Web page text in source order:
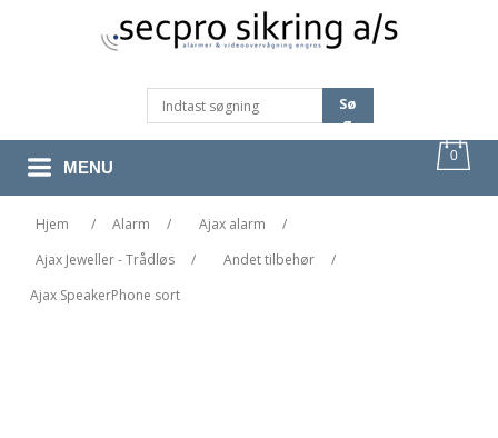
Sø
G
0
MENU
Hjem / Alarm / Ajax alarm
/
Ajax Jeweller - Trådløs
/ Andet tilbehør
/
Ajax SpeakerPhone sort